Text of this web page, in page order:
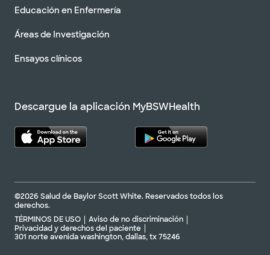
Educación en Enfermería
Áreas de Investigación
Ensayos clínicos
Descargue la aplicación MyBSWHealth
©2026 Salud de Baylor Scott White. Reservados todos los
derechos.
TÉRMINOS DE USO
Aviso de no discriminación
Privacidad y derechos del paciente
301 norte avenida washington, dallas, tx 75246